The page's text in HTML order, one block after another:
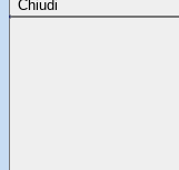
Chiudi